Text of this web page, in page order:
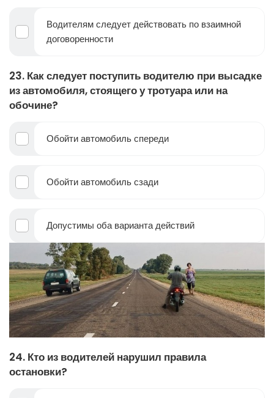
Водителям следует действовать по взаимной
договоренности
23. Как следует поступить водителю при высадке
из автомобиля, стоящего у тротуара или на
обочине?
Обойти автомобиль спереди
Обойти автомобиль сзади
Допустимы оба варианта действий
24. Кто из водителей нарушил правила
остановки?